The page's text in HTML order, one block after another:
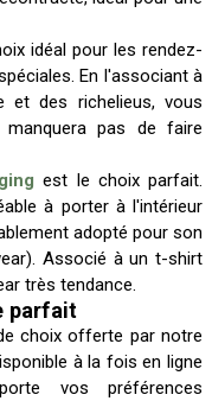
idéal pour les rendez-
En l'associant à
et des richelieus, vous
pas de faire
est le choix parfait.
à porter à l'intérieur
adopté pour son
Associé à un t-shirt
très tendance.
parfait
choix offerte par notre
à la fois en ligne
vos préférences